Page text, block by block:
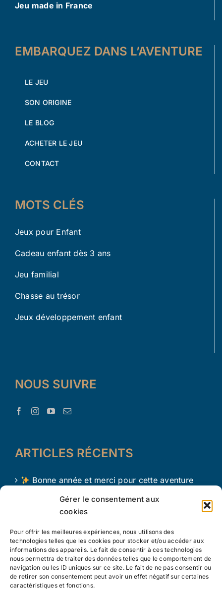
Gérer le consentement aux
cookies
Pour offrir les meilleures expériences, nous utilisons des
technologies telles que les cookies pour stocker et/ou accéder aux
informations des appareils. Le fait de consentir à ces technologies
nous permettra de traiter des données telles que le comportement de
navigation ou les ID uniques sur ce site. Le fait de ne pas consentir ou
de retirer son consentement peut avoir un effet négatif sur certaines
caractéristiques et fonctions.
Jeu made in France
EMBARQUEZ DANS L’AVENTURE
LE JEU
SON ORIGINE
LE BLOG
ACHETER LE JEU
CONTACT
MOTS CLÉS
Jeux pour Enfant
Cadeau enfant dès 3 ans
Jeu familial
Chasse au trésor
Jeux développement enfant
NOUS SUIVRE
ARTICLES RÉCENTS
Bonne année et merci pour cette aventure
avec Le Trésor d’Aaron !
Le Trésor d Aaron en 2024 !
L’apprentissage par le jeu chez les tout petits